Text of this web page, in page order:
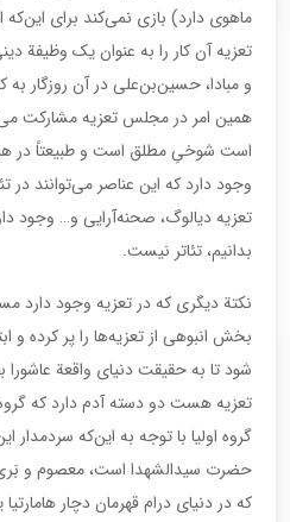
ماهوی دارد) بازی نمی‌کند برای این‌که
تعزیه آن کار را به عنوان یک وظیفة
و مبادا، حسین‌بن‌علی در آن روزگار
همین امر در مجلس تعزیه مشارکت
است شوخیِ مطلق است و طبیعتاً در
وجود دارد که این عناصر می‌توانند در
تعزیه دیالوگ، صحنه‌آرایی و… وجود
بدانیم، تئاتر نیست.
نکتة دیگری که در تعزیه وجود دارد
بخش انبوهی از تعزیه‌ها را پر کرده و
شود تا به حقیقت دنیای واقعة
تعزیه هست دو دسته آدم دارد که
گروه اولیا با توجه به این‌که
حضرت سیدالشهدا است، معصوم و
که در دنیای درام قهرمان دچار